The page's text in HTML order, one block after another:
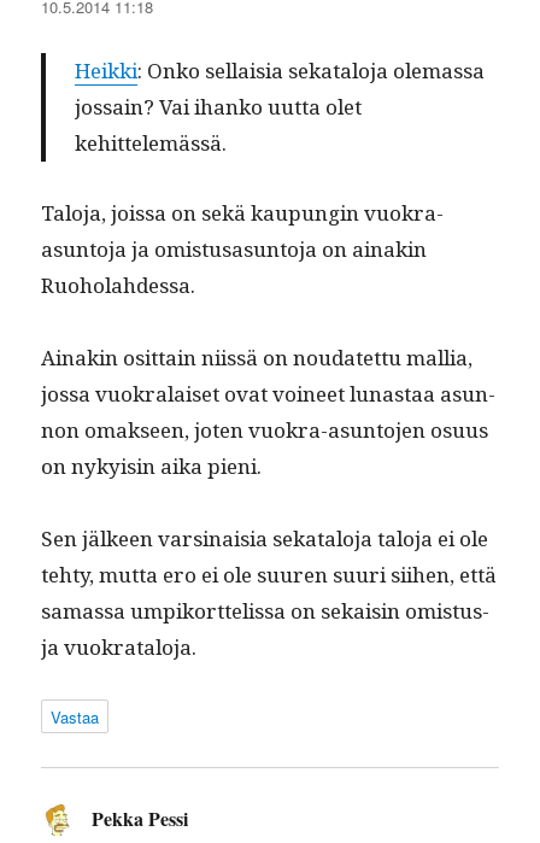
10.5.2014 11:18
Heik­ki: Onko sel­l­aisia sekat­alo­ja ole­mas­sa
jos­sain? Vai ihanko uut­ta olet
kehittelemässä.
Talo­ja, jois­sa on sekä kaupun­gin vuokra-
asun­to­ja ja omis­tusasun­to­ja on ainakin
Ruoholahdessa.
Ainakin osit­tain niis­sä on nou­datet­tu mallia,
jos­sa vuokralaiset ovat voineet lunas­taa asun­
non omak­seen, joten vuokra-asun­to­jen osu­us
on nyky­isin aika pieni.
Sen jäl­keen varsi­naisia sekat­alo­ja talo­ja ei ole
tehty, mut­ta ero ei ole suuren suuri siihen, että
samas­sa umpiko­rt­telis­sa on sekaisin omis­tus-
ja vuokrataloja.
Vastaa
Pekka Pessi